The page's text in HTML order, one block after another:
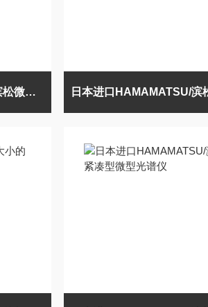
授权代理商HAMAMATSU/滨松微型光谱仪